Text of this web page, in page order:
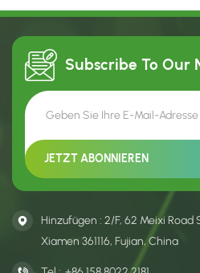
Subscribe To Our
Hinzufügen : 2/F, 62 Meixi Road
Xiamen 361116, Fujian, China